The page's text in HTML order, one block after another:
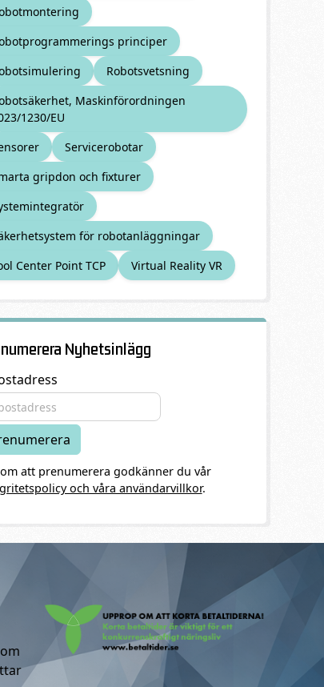
principer
Robotsvetsning
Maskinförordningen
1230/EU
Servicerobotar
gripdon och fixturer
för robotanläggningar
Center Point TCP
Virtual Reality VR
Nyhetsinlägg
att prenumerera godkänner du vår
och våra användarvillkor.